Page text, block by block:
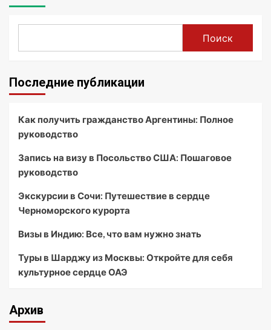
Поиск
Последние публикации
Как получить гражданство Аргентины: Полное
руководство
Запись на визу в Посольство США: Пошаговое
руководство
Экскурсии в Сочи: Путешествие в сердце
Черноморского курорта
Визы в Индию: Все, что вам нужно знать
Туры в Шарджу из Москвы: Откройте для себя
культурное сердце ОАЭ
Архив